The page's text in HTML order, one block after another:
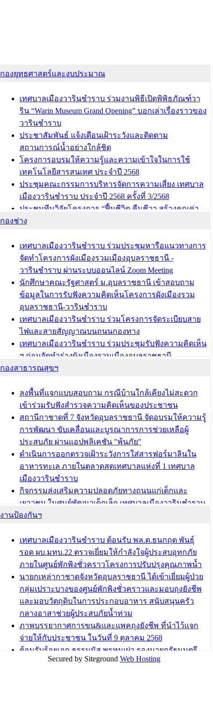
กองยุทธศาสตร์และงบประมาณ
เทศบาลเมืองวารินชำราบ ร่วมงานพิธีเปิดพิพิธภัณฑ์วา
ริน “Warin Museum Grand Opening” บอกเล่าเรื่องราวของ
วารินชำราบ
ประชาสัมพันธ์ แจ้งเตือนเฝ้าระวังและติดตาม
สถานการณ์น้ำอย่างใกล้ชิด
โครงการอบรมให้ความรู้และความเข้าใจในการใช้
เทคโนโลยีสารสนเทศ ประจำปี 2568
ประชุมคณะกรรมการบริหารจัดการความเสี่ยง เทศบาล
เมืองวารินชำราบ ประจำปี 2568 ครั้งที่ 3/2568
ประชุมทีมวิจัยโครงการ “ฟื้นชีวิต คืนชีวา สร้างคุณค่า
เมืองวาริน” เพื่อร่วมขับเคลื่อนเมืองวารินชำราบให้เป็น
บทความ อื่นๆ ...
กองช่าง
เทศบาลเมืองวารินชำราบ ร่วมประชุมหารือแนวทางการ
จัดทำโครงการผังเมืองรวมเมืองอุบลราชธานี -
วารินชำราบ ผ่านระบบออนไลน์ Zoom Meeting
นักศึกษาคณะรัฐศาสตร์ ม.อุบลราชธานี เข้าสอบถาม
ข้อมูลในการรับฟังความคิดเห็นโครงการผังเมืองรวม
อุบลราชธานี-วารินชำราบ
เทศบาลเมืองวารินชำราบ ร่วมโครงการจัดระเบียบสาย
ไฟและสายสัญญาณบนถนนกองทาง
เทศบาลเมืองวารินชำราบ ร่วมประชุมรับฟังความคิดเห็น
ฯ ก่อนจัดทำร่างผังเมืองรวมเมืองอุบลราชธานี -
วารินชำราบ ครั้งที่ 3
การขออนุญาตเข้าทำประโยชน์ในพื้นที่ป่าไม้
บทความ อื่นๆ ...
กองสาธารณสุขฯ
ลงพื้นที่แจกแบบสอบถาม กรณีบ้านใกล้เคียงไม่สะดวก
เข้าร่วมรับฟังสำรวจความคิดเห็นของประชาชน
สถานีกาชาดที่ 7 จังหวัดอุบลราชธานี จัดอบรมให้ความรู้
การพัฒนา ขับเคลื่อนและบูรณาการการช่วยเหลือผู้
ประสบภัย ผ่านแอปพลิเคชัน "พ้นภัย"
ดำเนินการออกตรวจเฝ้าระวังการใส่สารฟอร์มาลินใน
อาหารทะเล ภายในตลาดสดเทศบาลแห่งที่ 1 เทศบาล
เมืองวารินชำราบ
กิจกรรมส่งเสริมความปลอดภัยทางถนนแก่เด็กและ
เยาวชน ในศูนย์พัฒนาเด็กเล็ก เทศบาลเมืองวารินชำราบ
เทศบาลเมืองวารินชำราบ ร่วมประชุมปรึกษาหารือการ
งานป้องกันฯ
เทศบาลเมืองวารินชำราบ ต้อนรับ พล.ต.ธนกฤต พันธุ์
รอด ผบ.มทบ.22 ตรวจเยี่ยมให้กำลังใจผู้ประสบอุทกภัย
ภายในศูนย์พักพิงชั่วคราวโครงการปรับปรุงคุณภาพน้ำ
นายกเหล่ากาชาดจังหวัดอุบลราชธานี ได้เข้าเยี่ยมผู้ป่วย
กลุ่มเปราะบางของศูนย์พักพิงชั่วคราวและมอบถุงยังชีพ
และมอบวัตถุดิบในการประกอบอาหาร สนับสนุนครัว
กลางอาสาช่วยผู้ประสบภัยน้ำท่วม
ภาพบรรยากาศการขน&และแพคถุงยังชีพ ที่นำไว้แจก
จ่ายให้กับประชาชน ในวันที่ 9 ตุลาคม 2568
ต้อนรับร้อยเอก ธรรมนัส พรหมเผ่า รองนายกรัฐมนตรี
และรัฐมนตรีว่าการกระทรวงเกษตรและสหกรณ์ ลงพื้นที่
Secured by Siteground Web Hosting